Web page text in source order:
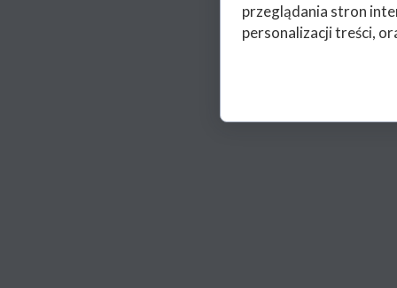
przeglądania stron
personalizacji treści,